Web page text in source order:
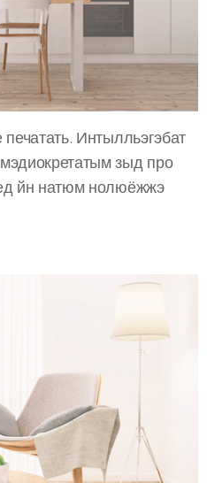
Интылльэгэбат
зыд про
йн натюм нолюёжжэ